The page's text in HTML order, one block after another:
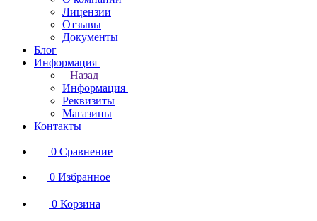
Лицензии
Отзывы
Документы
Блог
Информация
Назад
Информация
Реквизиты
Магазины
Контакты
0 Сравнение
0 Избранное
0 Корзина